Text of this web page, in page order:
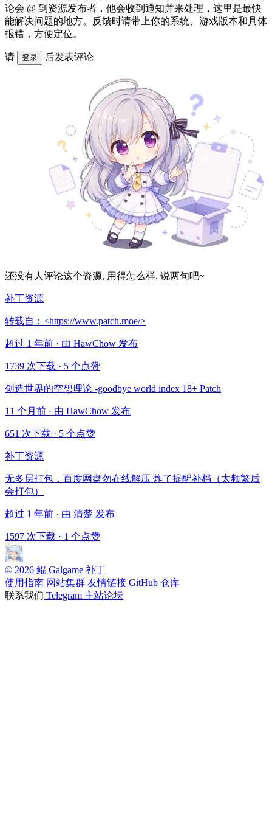
论会 @ 到资源发布者，他会收到通知并来处理，这里是最快
能解决问题的地方。反馈时请带上你的系统、游戏版本和具体
报错，方便定位。
请 登录 后发表评论
还没有人评论这个资源, 用得怎么样, 说两句吧~
补丁资源
转载自：<https://www.patch.moe/>
超过 1 年前 · 由 HawChow 发布
1739 次下载 · 5 个点赞
创造世界的空想理论 -goodbye world index 18+ Patch
11 个月前 · 由 HawChow 发布
651 次下载 · 5 个点赞
补丁资源
无多层打包，百度网盘勿在线解压 炸了提醒补档（太频繁后
会打包）
超过 1 年前 · 由 清楚 发布
1597 次下载 · 1 个点赞
© 2026 鲲 Galgame 补丁
使用指南 网站集群 友情链接 GitHub 仓库
联系我们 Telegram 主站论坛